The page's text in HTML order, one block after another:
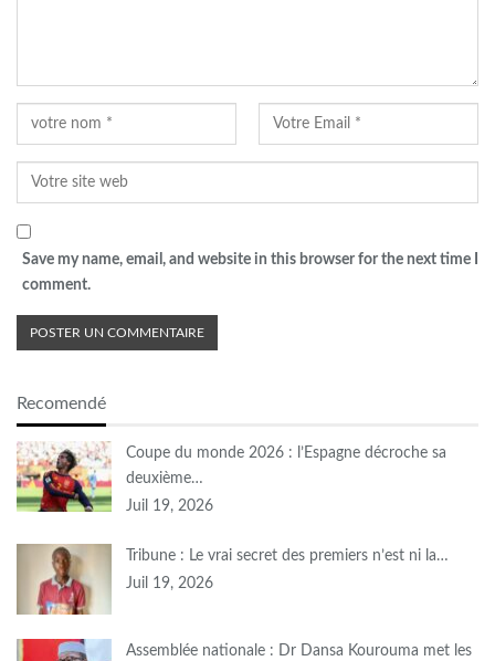
Save my name, email, and website in this browser for the next time I
comment.
Recomendé
Coupe du monde 2026 : l’Espagne décroche sa
deuxième…
Juil 19, 2026
Tribune : Le vrai secret des premiers n’est ni la…
Juil 19, 2026
Assemblée nationale : Dr Dansa Kourouma met les